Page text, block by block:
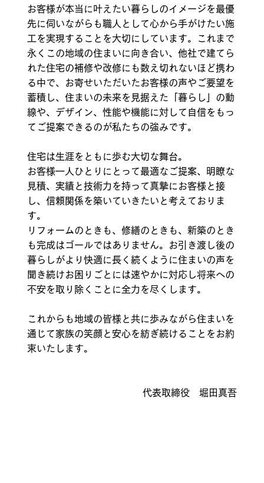
お客様が本当に叶えたい暮らしのイメージを最優
先に伺いながらも職人として心から手がけたい施
工を実現することを大切にしています。これまで
永くこの地域の住まいに向き合い、他社で建てら
れた住宅の補修や改修にも数え切れないほど携わ
る中で、お寄せいただいたお客様の声やご要望を
蓄積し、住まいの未来を見据えた「暮らし」の動
線や、デザイン、性能や機能に対して自信をもっ
てご提案できるのが私たちの強みです。
住宅は生涯をともに歩む大切な舞台。
お客様一人ひとりにとって最適なご提案、明瞭な
見積、実績と技術力を持って真摯にお客様と接
し、信頼関係を築いていきたいと考えておりま
す。
リフォームのときも、修繕のときも、新築のとき
も完成はゴールではありません。お引き渡し後の
暮らしがより快適に長く続くように住まいの声を
聞き続けお困りごとには速やかに対応し将来への
不安を取り除くことに全力を尽くします。
これからも地域の皆様と共に歩みながら住まいを
通じて家族の笑顔と安心を紡ぎ続けることをお約
束いたします。
代表取締役 堀田真吾